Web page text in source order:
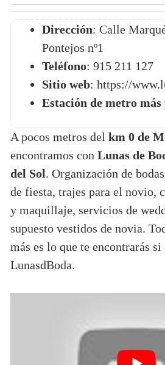
Dirección: Calle
Pontejos nº1
Teléfono: 915 211 127
Sitio web: https://
Estación de metro
A pocos metros del km 0 de
encontramos con Lunas de
del Sol. Organización de
de fiesta, trajes para el novio,
y maquillaje, servicios de
supuesto vestidos de novia.
más es lo que te encontrarás
LunasdBoda.